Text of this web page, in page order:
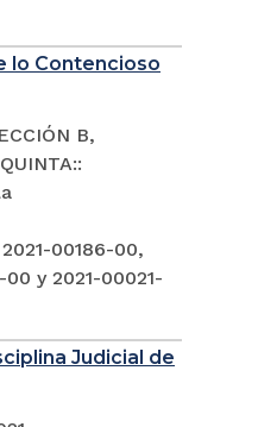
lo Contencioso
B,
00186-00,
y 2021-00021-
Judicial de